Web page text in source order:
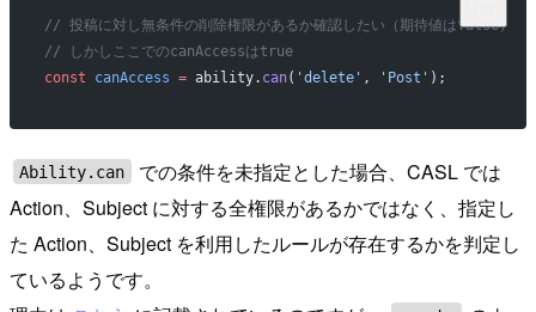
// 投稿に対し無条件の削除権限があるか確認したい（期待値はfalse）
// しかしここでのcanAccessはtrue
const canAccess = ability. can( 'delete' , 'Post' );
Ability.can
での条件を未指定とした場合、CASL では
Action、Subject に対する全権限があるかではなく、指定し
た Action、Subject を利用したルールが存在するかを判定し
ているようです。